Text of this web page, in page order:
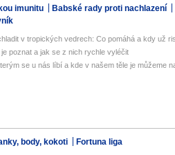
imunitu
Babské rady proti nachlazení
v tropických vedrech: Co pomáhá a kdy už
poznat a jak se z nich rychle vyléčit
se u nás líbí a kde v našem těle je můžeme
body, kokoti Fortuna liga